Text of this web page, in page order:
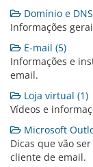
Domínio e
Informações
E-mail (5)
Informações e
email.
Loja virtual (1)
Vídeos e
Microsoft
Dicas que vão
cliente de email.